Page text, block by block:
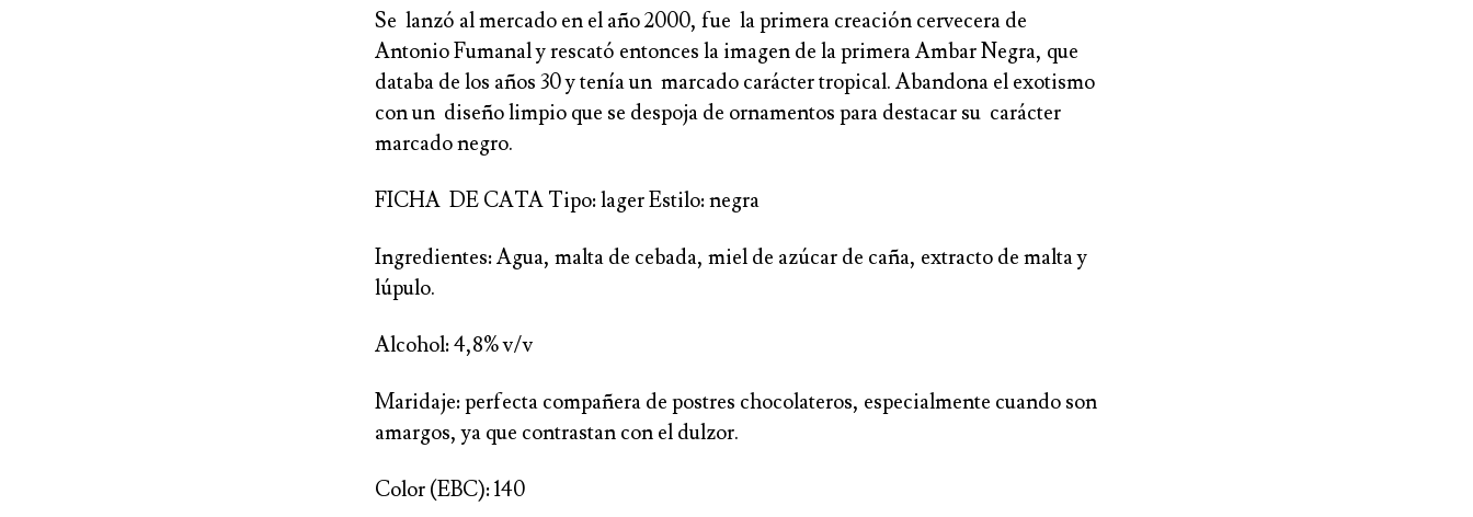
Se lanzó al mercado en el año 2000, fue la primera creación cervecera de
Antonio Fumanal y rescató entonces la imagen de la primera Ambar Negra, que
databa de los años 30 y tenía un marcado carácter tropical. Abandona el exotismo
con un diseño limpio que se despoja de ornamentos para destacar su carácter
marcado negro.
FICHA DE CATA Tipo: lager Estilo: negra
Ingredientes: Agua, malta de cebada, miel de azúcar de caña, extracto de malta y
lúpulo.
Alcohol: 4,8% v/v
Maridaje: perfecta compañera de postres chocolateros, especialmente cuando son
amargos, ya que contrastan con el dulzor.
Color (EBC): 140